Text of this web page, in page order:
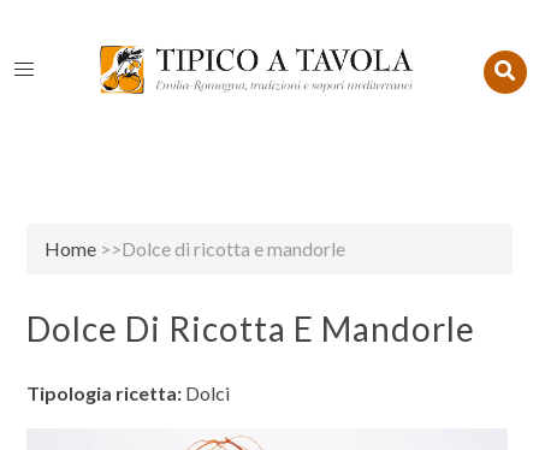
Home >>Dolce di ricotta e mandorle
Dolce Di Ricotta E Mandorle
Tipologia ricetta: Dolci